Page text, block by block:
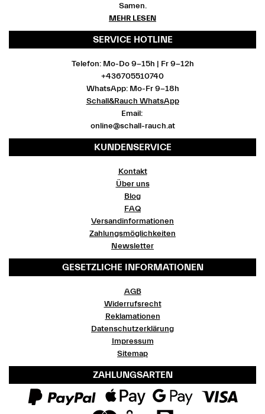
Samen.
MEHR LESEN
SERVICE HOTLINE
Telefon: Mo-Do 9-15h | Fr 9-12h
+436705510740
WhatsApp: Mo-Fr 9-18h
Schall&Rauch WhatsApp
Email:
online@schall-rauch.at
KUNDENSERVICE
Kontakt
Über uns
Blog
FAQ
Versandinformationen
Zahlungsmöglichkeiten
Newsletter
GESETZLICHE INFORMATIONEN
AGB
Widerrufsrecht
Reklamationen
Datenschutzerklärung
Impressum
Sitemap
ZAHLUNGSARTEN